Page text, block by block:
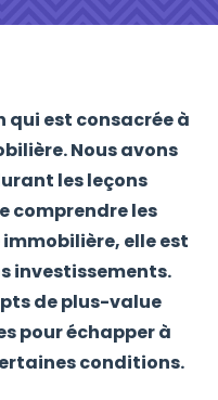
qui est consacrée à
Nous avons
les leçons
comprendre les
elle est
investissements.
de plus-value
pour échapper à
conditions.